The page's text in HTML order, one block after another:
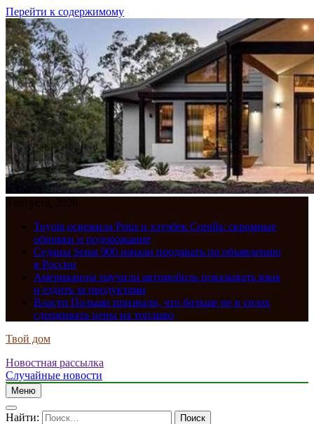
Перейти к содержимому
9 августа, 2026
Toyota освежила Prius и хэтчбек Corolla: скромные
обновки и подорожание
Седаны Senat 900 начали продавать по объявлению
в России
Американцы научили автомобиль показывать язык
и ездить за продуктами
Власти Польши признали, что больше не в силах
сдерживать цены на топливо
Твой дом
Новостная рассылка
Случайные новости
Меню
Найти: